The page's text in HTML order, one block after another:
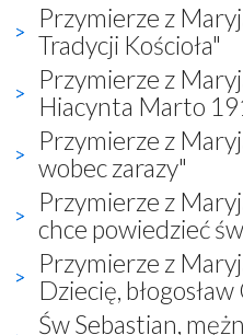
Przymierze z
Tradycji Kościoła"
Przymierze z
Hiacynta Marto
Przymierze z
wobec zarazy"
Przymierze z
chce powiedzieć
Przymierze z
Dziecię,
Św Sebastian,